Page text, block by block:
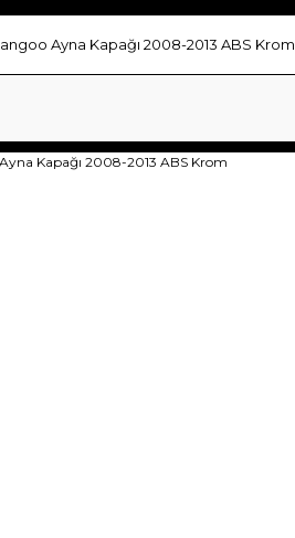
Ayna Kapağı 2008-2013 ABS Krom